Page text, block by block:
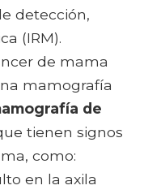
detección,
(IRM).
de mama
mamografía
de
tienen signos
como:
en la axila